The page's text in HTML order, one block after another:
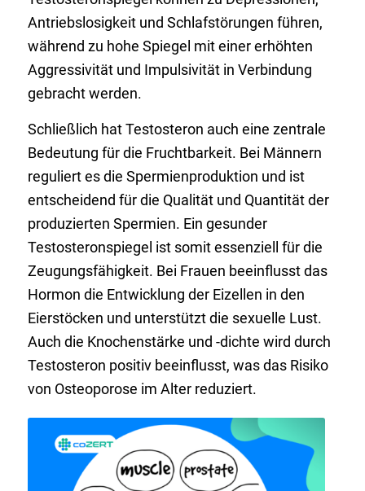
Antriebslosigkeit und Schlafstörungen führen,
während zu hohe Spiegel mit einer erhöhten
Aggressivität und Impulsivität in Verbindung
gebracht werden.
Schließlich hat Testosteron auch eine zentrale
Bedeutung für die Fruchtbarkeit. Bei Männern
reguliert es die Spermienproduktion und ist
entscheidend für die Qualität und Quantität der
produzierten Spermien. Ein gesunder
Testosteronspiegel ist somit essenziell für die
Zeugungsfähigkeit. Bei Frauen beeinflusst das
Hormon die Entwicklung der Eizellen in den
Eierstöcken und unterstützt die sexuelle Lust.
Auch die Knochenstärke und -dichte wird durch
Testosteron positiv beeinflusst, was das Risiko
von Osteoporose im Alter reduziert.